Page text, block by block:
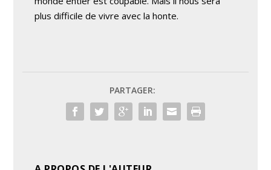
plus difficile de vivre avec la honte.
PARTAGER: